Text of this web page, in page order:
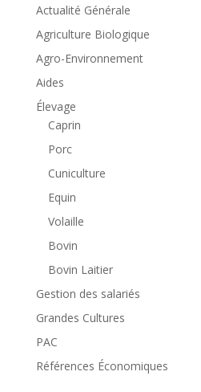
Actualité Générale
Agriculture Biologique
Agro-Environnement
Aides
Élevage
Caprin
Porc
Cuniculture
Equin
Volaille
Bovin
Bovin Laitier
Gestion des salariés
Grandes Cultures
PAC
Références Économiques